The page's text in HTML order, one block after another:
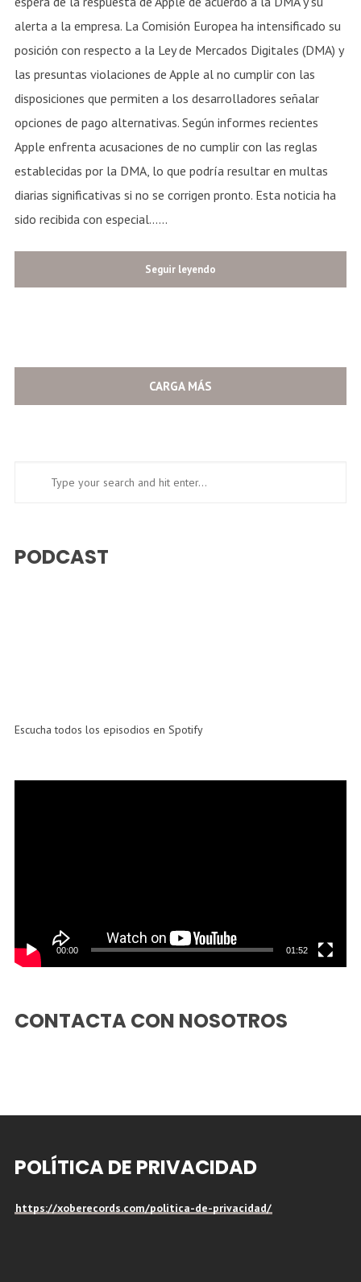
alerta a la empresa. La Comisión Europea ha intensificado su
posición con respecto a la Ley de Mercados Digitales (DMA) y
las presuntas violaciones de Apple al no cumplir con las
disposiciones que permiten a los desarrolladores señalar
opciones de pago alternativas. Según informes recientes
Apple enfrenta acusaciones de no cumplir con las reglas
establecidas por la DMA, lo que podría resultar en multas
diarias significativas si no se corrigen pronto. Esta noticia ha
sido recibida con especial......
Seguir leyendo
CARGA MÁS
PODCAST
Escucha todos los episodios en Spotify
00:00 01:52
CONTACTA CON NOSOTROS
POLÍTICA DE PRIVACIDAD
https://xoberecords.com/politica-de-privacidad/